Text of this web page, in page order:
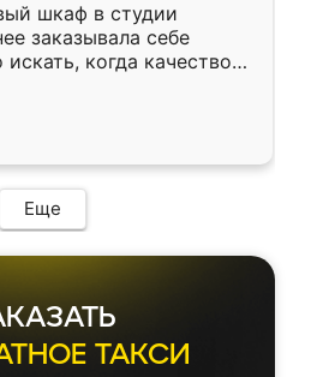
шкаф в студии
заказывала себе
когда качеством
кухня уже почти
нет.
Еще
ТАКСИ